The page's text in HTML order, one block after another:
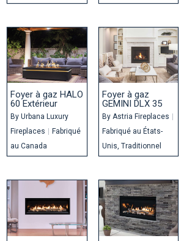
Foyer à gaz HALO
60 Extérieur
ByUrbana Luxury
Fireplaces
Fabriqué
au Canada
Foyer à gaz
GEMINI DLX 35
By Astria Fireplaces
Fabriqué au États-
Unis Traditionnel